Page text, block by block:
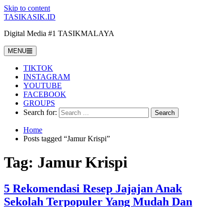
Skip to content
TASIKASIK.ID
Digital Media #1 TASIKMALAYA
MENU
TIKTOK
INSTAGRAM
YOUTUBE
FACEBOOK
GROUPS
Search for:
Home
Posts tagged “Jamur Krispi”
Tag: Jamur Krispi
5 Rekomendasi Resep Jajajan Anak
Sekolah Terpopuler Yang Mudah Dan